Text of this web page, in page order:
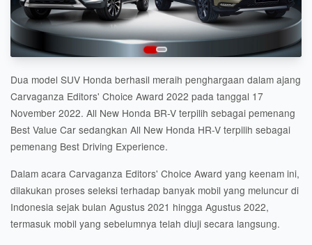
Dua model SUV Honda berhasil meraih penghargaan dalam ajang
Carvaganza Editors' Choice Award 2022 pada tanggal 17
November 2022. All New Honda BR-V terpilih sebagai pemenang
Best Value Car sedangkan All New Honda HR-V terpilih sebagai
pemenang Best Driving Experience.
Dalam acara Carvaganza Editors' Choice Award yang keenam ini,
dilakukan proses seleksi terhadap banyak mobil yang meluncur di
Indonesia sejak bulan Agustus 2021 hingga Agustus 2022,
termasuk mobil yang sebelumnya telah diuji secara langsung.